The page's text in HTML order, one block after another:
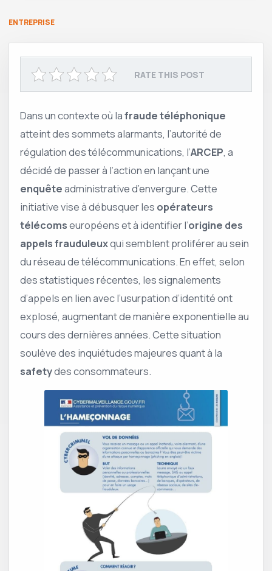
ENTREPRISE
RATE THIS POST
Dans un contexte où lafraude téléphonique
atteint des sommets alarmants, l’autorité de
régulation des télécommunications, l’ARCEP, a
décidé de passer à l’action en lançant une
enquêteadministrative d’envergure. Cette
initiative vise à débusquer les opérateurs
télécomseuropéens et à identifier l’origine des
appels frauduleuxqui semblent proliférer au sein
du réseau de télécommunications. En effet, selon
des statistiques récentes, les signalements
d’appels en lien avec l’usurpation d’identité ont
explosé, augmentant de manière exponentielle au
cours des dernières années. Cette situation
soulève des inquiétudes majeures quant à la
safetydes consommateurs.